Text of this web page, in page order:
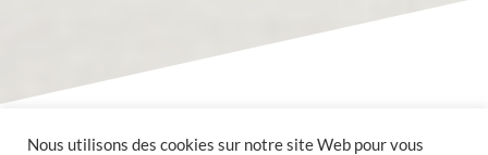
Nous utilisons des cookies sur notre site Web pour vous